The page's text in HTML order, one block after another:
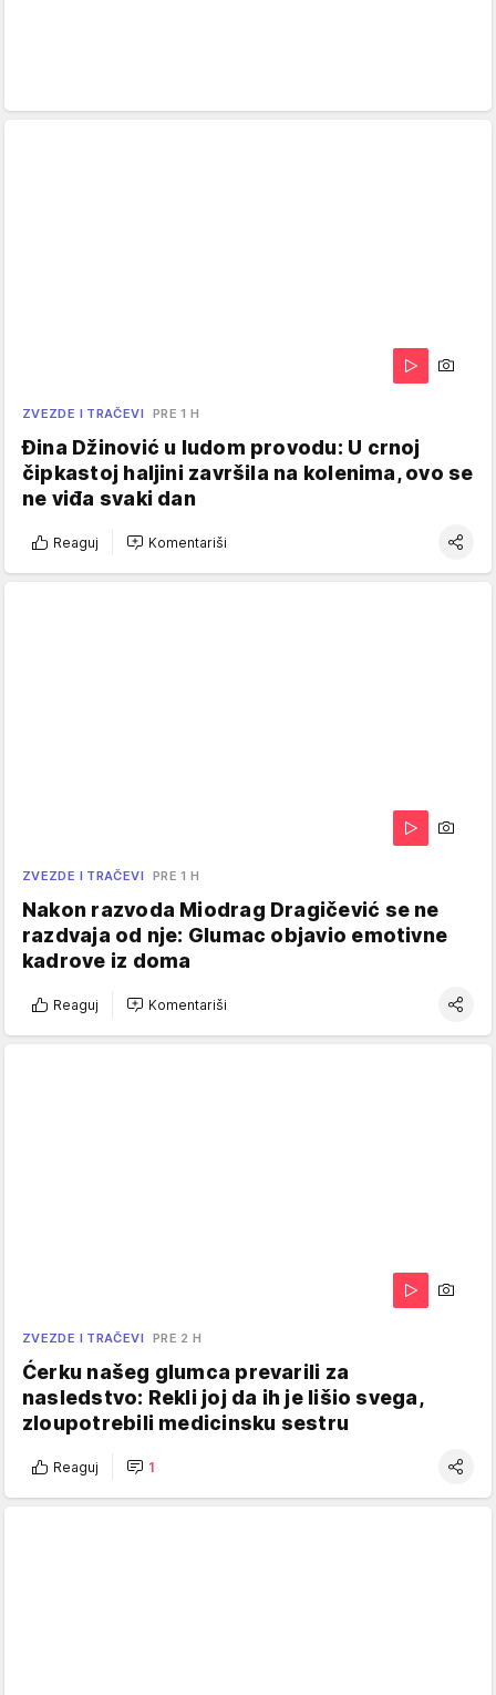
ZVEZDE I TRAČEVI PRE 1 H
Đina Džinović u ludom provodu: U crnoj
čipkastoj haljini završila na kolenima, ovo se
ne viđa svaki dan
Reaguj Komentariši
ZVEZDE I TRAČEVI PRE 1 H
Nakon razvoda Miodrag Dragičević se ne
razdvaja od nje: Glumac objavio emotivne
kadrove iz doma
Reaguj Komentariši
ZVEZDE I TRAČEVI PRE 2 H
Ćerku našeg glumca prevarili za
nasledstvo: Rekli joj da ih je lišio svega,
zloupotrebili medicinsku sestru
Reaguj 1